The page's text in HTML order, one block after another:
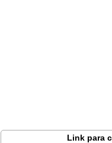
Link para